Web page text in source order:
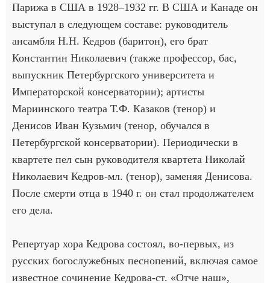
Парижа в США в 1928–1932 гг. В США и Канаде он
выступал в следующем составе: руководитель
ансамбля Н.Н. Кедров (баритон), его брат
Константин Николаевич (также профессор, бас,
выпускник Петербургского университета и
Императорской консерватории); артисты
Мариинского театра Т.Ф. Казаков (тенор) и
Денисов Иван Кузьмич (тенор, обучался в
Петербургской консерватории). Периодически в
квартете пел сын руководителя квартета Николай
Николаевич Кедров-мл. (тенор), заменяя Денисова.
После смерти отца в 1940 г. он стал продолжателем
его дела.
Репертуар хора Кедрова состоял, во-первых, из
русских богослужебных песнопений, включая самое
известное сочинение Кедрова-ст. «Отче наш»,